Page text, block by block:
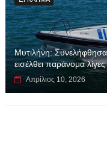
Μυτιλήνη:
εισέλθει παράνομα
Απρίλιος 10, 2026